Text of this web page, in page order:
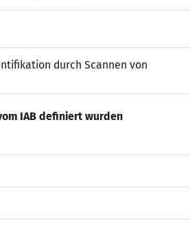
mit Schwerpunkt
(z. B. HOAI, VOB)
(z. B. AutoCAD,
Führerschein Klasse B